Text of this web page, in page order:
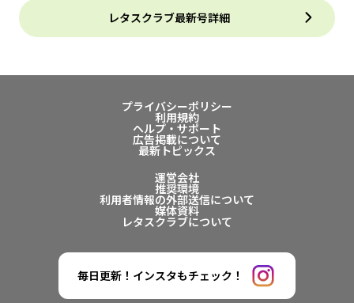
レタスクラブ最新号詳細
プライバシーポリシー
利用規約
ヘルプ・サポート
広告掲載について
最新トピックス
運営会社
推奨環境
利用者情報の外部送信について
媒体資料
レタスクラブについて
毎日更新！インスタもチェック！